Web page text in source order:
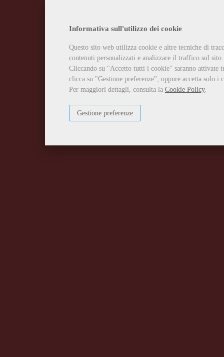
Informativa sull'utilizzo dei cookie
Questo sito web utilizza cookie e altre tecniche di
contenuti personalizzati e analizzare il traffico sul sito.
Cliccando su "Accetto tutti i cookie" saranno attivate
clicca su "Gestione preferenze", oppure accetta solo
Per maggiori dettagli, consulta la Cookie Policy.
Gestione preferenze